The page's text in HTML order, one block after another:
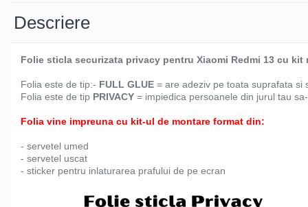
Descriere
Folie sticla securizata privacy pentru Xiaomi Redmi 13 cu
Folia este de tip:- FULL GLUE = are adeziv pe toata suprafata si
Folia este de tip PRIVACY = impiedica persoanele din jurul tau
Folia vine impreuna cu kit-ul de montare format din:
- servetel umed
- servetel uscat
- sticker pentru inlaturarea prafului de pe ecran